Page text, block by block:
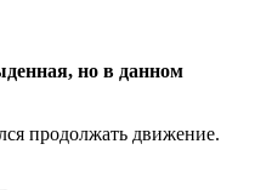
но в данном
продолжать движение.